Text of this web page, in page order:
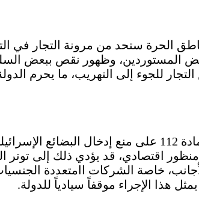
الحرة ستحد من مرونة التجار في
المستوردين، وظهور نقص ببعض
للجوء إلى التهريب، ما يحرم
وحول الأبعاد السياسية قال: تنص المادة 112 على منع
اقتصادي، قد يؤدي ذلك إلى توتر
خاصة الشركات اامتعددة
هذا الإجراء موقفاً سيادياً للدولة.